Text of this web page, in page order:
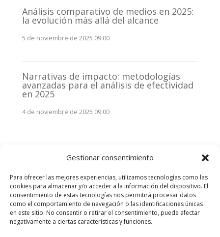
Gestionar consentimiento
Para ofrecer las mejores experiencias, utilizamos tecnologías como las
cookies para almacenar y/o acceder a la información del dispositivo. El
consentimiento de estas tecnologías nos permitirá procesar datos
como el comportamiento de navegación o las identificaciones únicas
en este sitio. No consentir o retirar el consentimiento, puede afectar
negativamente a ciertas características y funciones.
Análisis comparativo de medios en 2025:
la evolución más allá del alcance
5 de noviembre de 2025 09:00
Narrativas de impacto: metodologías
avanzadas para el análisis de efectividad
en 2025
4 de noviembre de 2025 09:00
stakeholders en 2025: La clave de la
3 de noviembre de 2025 09:00
Comentarios recientes